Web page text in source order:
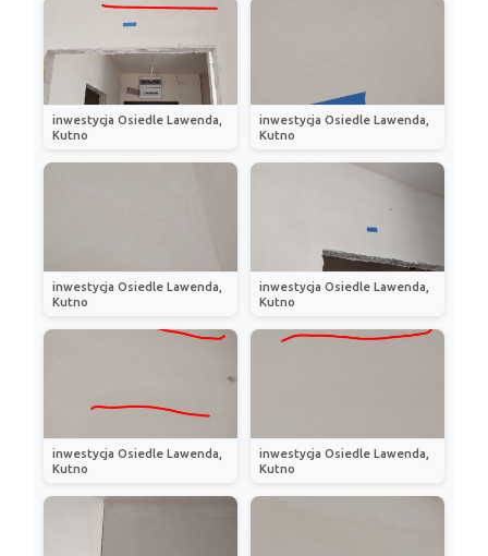
inwestycja Osiedle Lawenda,
Kutno
inwestycja Osiedle Lawenda,
Kutno
inwestycja Osiedle Lawenda,
Kutno
inwestycja Osiedle Lawenda,
Kutno
inwestycja Osiedle Lawenda,
Kutno
inwestycja Osiedle Lawenda,
Kutno